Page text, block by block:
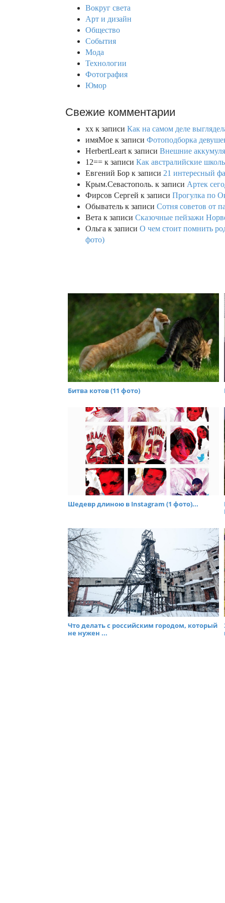
Вокруг света
Арт и дизайн
Общество
События
Мода
Технологии
Фотография
Юмор
Свежие комментарии
xx к записи Как на самом деле
имяМое к записи Фотоподборка
HerbertLeart к записи Внешние
12== к записи Как австралийские
Евгений Бор к записи 21 интересный
Крым.Севастополь. к записи Артек
Фирсов Сергей к записи Прогулка по
Обыватель к записи Сотня советов от
Вета к записи Сказочные пейзажи
Ольга к записи О чем стоит помнить
фото)
Битва котов (11 фото)
Шедевр длиною в Instagram (1 фото)...
Что делать с российским городом, который
не нужен ...